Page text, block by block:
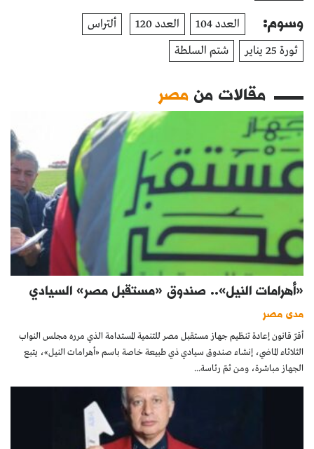
وسوم: العدد 104 العدد 120
ألتراس
ثورة 25 يناير
شتم السلطة
مقالات منمصر
«أهرامات النيل».. صندوق «مستقبل مصر» السيادي
مدى مصر
أقرّ قانون إعادة تنظيم جهاز مستقبل مصر للتنمية المستدامة الذي مرره مجلس النواب
الثلاثاء الماضي، إنشاء صندوق سيادي ذي طبيعة خاصة باسم «أهرامات النيل»، يتبع
الجهاز مباشرة، ومن ثمّ رئاسة...